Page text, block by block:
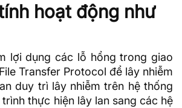
hoạt động như
lợi dụng các lỗ hổng trong giao
Transfer Protocol để lây nhiễm
duy trì lây nhiễm trên hệ thống
thực hiện lây lan sang các hệ